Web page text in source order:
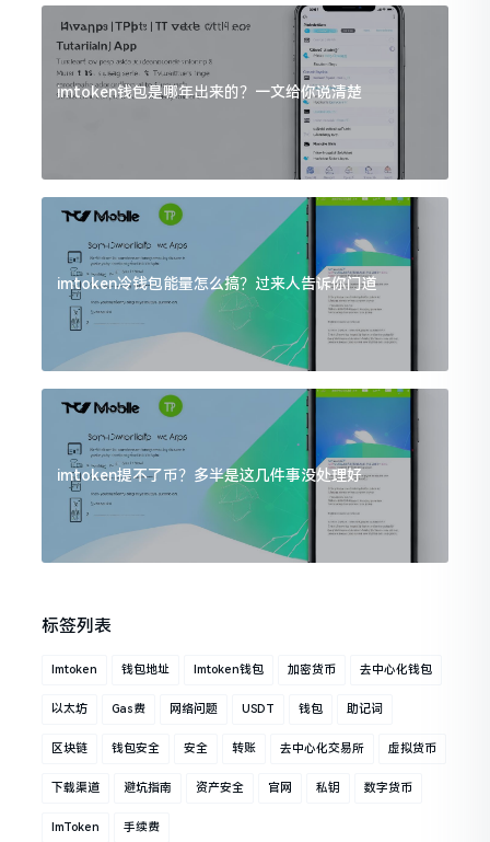
imtoken钱包是哪年出来的？一文给你说清楚
imtoken冷钱包能量怎么搞？过来人告诉你门道
imtoken提不了币？多半是这几件事没处理好
标签列表
Imtoken 钱包地址 Imtoken钱包 加密货币 去中心化钱包
以太坊 Gas费 网络问题 USDT 钱包 助记词
区块链 钱包安全 安全 转账 去中心化交易所 虚拟货币
下载渠道 避坑指南 资产安全 官网 私钥 数字货币
ImToken 手续费